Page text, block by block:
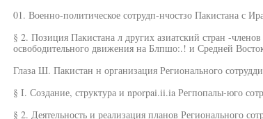
01. Военно-политическое сотрудп-нчостзо Пакистана
§ 2. Позиция Пакистана л других азиатский стран -
освободительного движения на Блпшо:.! и Средней
Глаза Ш. Пакистан н организация Регионального
§ I. Создание, структура и nporpai.ii.ia Регпопалы-юго
§ 2. Деятельность и реализация планов Регионального